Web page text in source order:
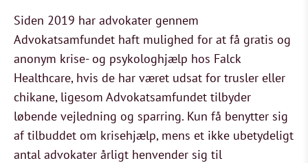
Siden 2019 har advokater gennem
Advokatsamfundet haft mulighed for at få gratis og
anonym krise- og psykologhjælp hos Falck
Healthcare, hvis de har været udsat for trusler eller
chikane, ligesom Advokatsamfundet tilbyder
løbende vejledning og sparring. Kun få benytter sig
af tilbuddet om krisehjælp, mens et ikke ubetydeligt
antal advokater årligt henvender sig til